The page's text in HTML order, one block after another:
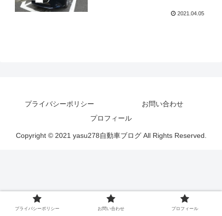
2021.04.05
プライバシーポリシー
お問い合わせ
プロフィール
Copyright © 2021 yasu278自動車ブログ All Rights Reserved.
プライバシーポリシー お問い合わせ プロフィール